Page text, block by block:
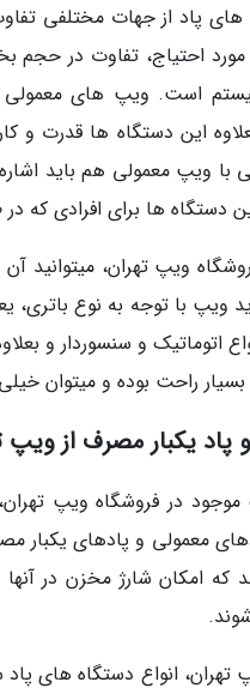
پاد از جهات مختلفی
احتیاج، تفاوت در حجم
است. ویپ های معمولی از
این دستگاه ها قدرت و
با ویپ معمولی هم باید
دستگاه ها برای افرادی که
ویپ با توجه به نوع
اتوماتیک و سنسوردار و
راحت بوده و میتوان
پاد یکبار مصرف از ویپ
موجود در فروشگاه ویپ
معمولی و پادهای یکبار
که امکان شارژ مخزن در
انواع دستگاه های